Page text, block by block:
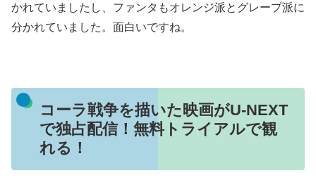
かれていましたし、ファンタもオレンジ派とグレープ派に
分かれていました。面白いですね。
コーラ戦争を描いた映画がU-NEXT
で独占配信！無料トライアルで観
れる！